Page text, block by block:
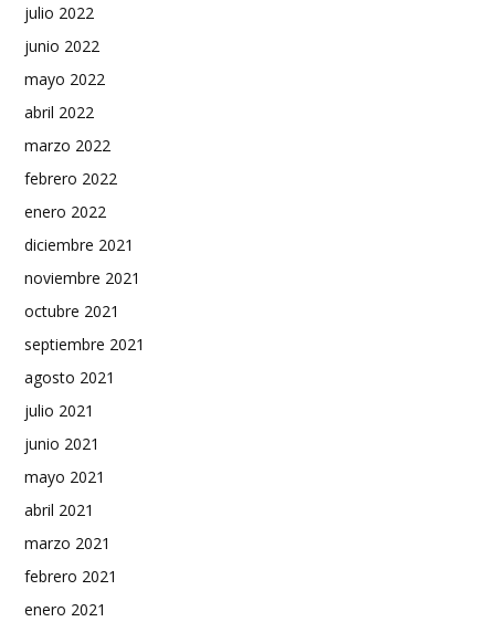
julio 2022
junio 2022
mayo 2022
abril 2022
marzo 2022
febrero 2022
enero 2022
diciembre 2021
noviembre 2021
octubre 2021
septiembre 2021
agosto 2021
julio 2021
junio 2021
mayo 2021
abril 2021
marzo 2021
febrero 2021
enero 2021